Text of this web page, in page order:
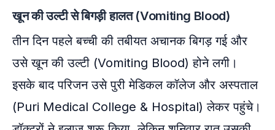
खून की उल्टी से बिगड़ी हालत (Vomiting Blood)
तीन दिन पहले बच्ची की तबीयत अचानक बिगड़ गई और
उसे खून की उल्टी (Vomiting Blood) होने लगी।
इसके बाद परिजन उसे पुरी मेडिकल कॉलेज और अस्पताल
(Puri Medical College & Hospital) लेकर पहुंचे।